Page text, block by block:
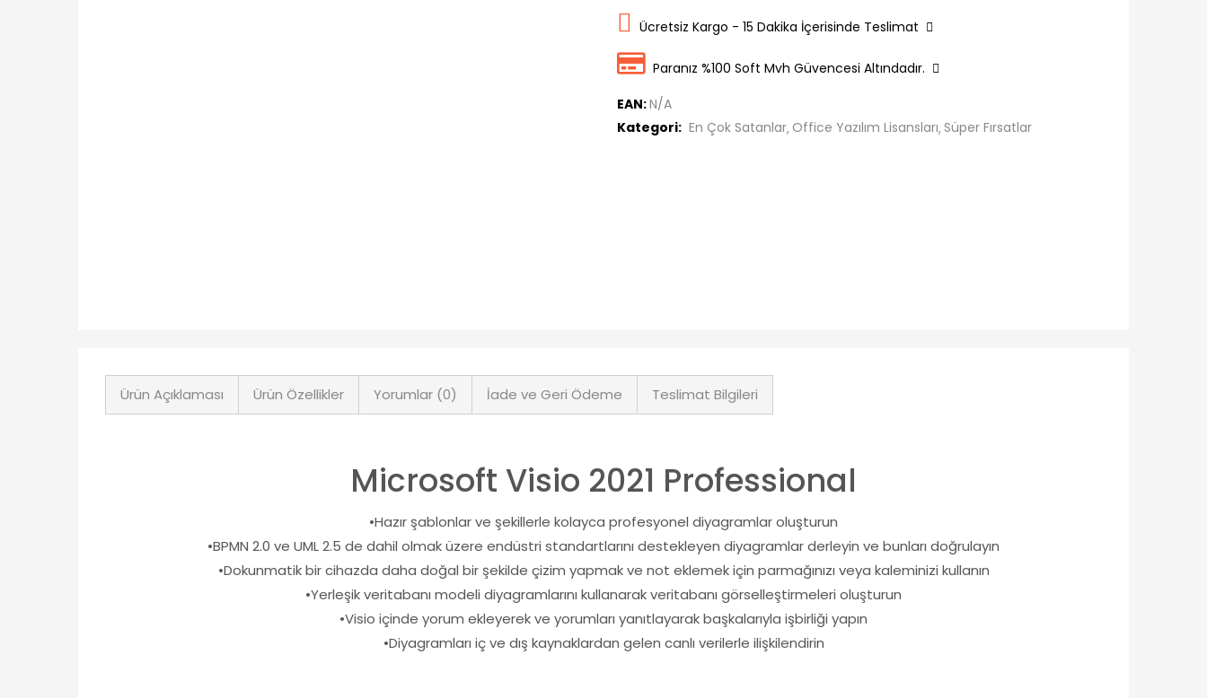
Ücretsiz Kargo - 15 Dakika İçerisinde Teslimat
Paranız %100 Soft Mvh Güvencesi Altındadır.
EAN:N/A
Kategori: En Çok Satanlar Office Yazılım Lisansları Süper Fırsatlar
Ürün Açıklaması Ürün Özellikler Yorumlar (0) İade ve Geri Ödeme Teslimat Bilgileri
Microsoft Visio 2021 Professional
•Hazır şablonlar ve şekillerle kolayca profesyonel diyagramlar oluşturun
•BPMN 2.0 ve UML 2.5 de dahil olmak üzere endüstri standartlarını destekleyen diyagramlar derleyin ve bunları doğrulayın
•Dokunmatik bir cihazda daha doğal bir şekilde çizim yapmak ve not eklemek için parmağınızı veya kaleminizi kullanın
•Yerleşik veritabanı modeli diyagramlarını kullanarak veritabanı görselleştirmeleri oluşturun
•Visio içinde yorum ekleyerek ve yorumları yanıtlayarak başkalarıyla işbirliği yapın
•Diyagramları iç ve dış kaynaklardan gelen canlı verilerle ilişkilendirin